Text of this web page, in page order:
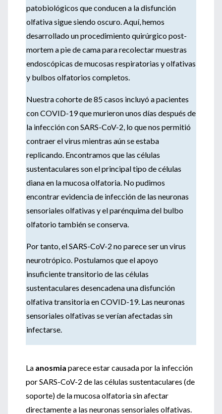
patobiológicos que conducen a la disfunción
olfativa sigue siendo oscuro. Aquí, hemos
desarrollado un procedimiento quirúrgico post-
mortem a pie de cama para recolectar muestras
endoscópicas de mucosas respiratorias y olfativas
y bulbos olfatorios completos.
Nuestra cohorte de 85 casos incluyó a pacientes
con COVID-19 que murieron unos días después de
la infección con SARS-CoV-2, lo que nos permitió
contraer el virus mientras aún se estaba
replicando. Encontramos que las células
sustentaculares son el principal tipo de células
diana en la mucosa olfatoria. No pudimos
encontrar evidencia de infección de las neuronas
sensoriales olfativas y el parénquima del bulbo
olfatorio también se conserva.
Por tanto, el SARS-CoV-2 no parece ser un virus
neurotrópico. Postulamos que el apoyo
insuficiente transitorio de las células
sustentaculares desencadena una disfunción
olfativa transitoria en COVID-19. Las neuronas
sensoriales olfativas se verían afectadas sin
infectarse.
La anosmia parece estar causada por la infección
por SARS-CoV-2 de las células sustentaculares (de
soporte) de la mucosa olfatoria sin afectar
directamente a las neuronas sensoriales olfativas.